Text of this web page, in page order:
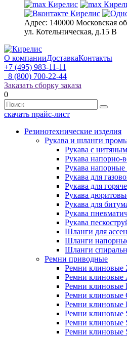
Адрес: 140000 Московская
ул. Котельническая, д.15 В
О компанииДоставкаКонтакты
+7 (495) 983-11-11
8 (800) 700-22-44
Заказать сборку заказа
0
скачать прайс-лист
Резинотехнические изделия
Рукава и шланги
Рукава с
Рукава напорно-
Рукава
Рукава для
Рукава для
Рукава
Рукава для
Рукава
Рукава
Шланги для
Шланги
Шланги
Ремни приводные
Ремни клиновые
Ремни клиновые
Ремни клиновые
Ремни клиновые
Ремни клиновые
Ремни клиновые
Ремни клиновые
Ремни клиновые